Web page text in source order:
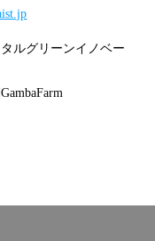
ルグリーンイノベー